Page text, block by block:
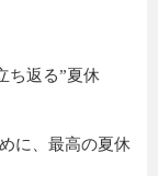
ち返る”夏休
に、最高の夏休